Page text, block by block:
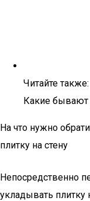
Читайте также:
Какие бывают
На что нужно
плитку на стену
Непосредственно
укладывать плитку